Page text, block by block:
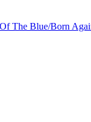
The Blue/Born